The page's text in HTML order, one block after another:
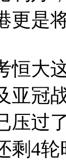
更是
大这
亚冠
压过
剩4